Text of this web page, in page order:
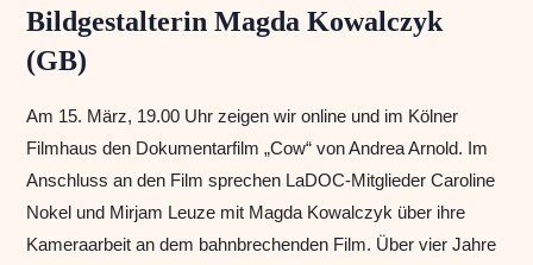
Bildgestalterin Magda Kowalczyk
(GB)
Am 15. März, 19.00 Uhr zeigen wir online und im Kölner
Filmhaus den Dokumentarfilm „Cow“ von Andrea Arnold. Im
Anschluss an den Film sprechen LaDOC-Mitglieder Caroline
Nokel und Mirjam Leuze mit Magda Kowalczyk über ihre
Kameraarbeit an dem bahnbrechenden Film. Über vier Jahre